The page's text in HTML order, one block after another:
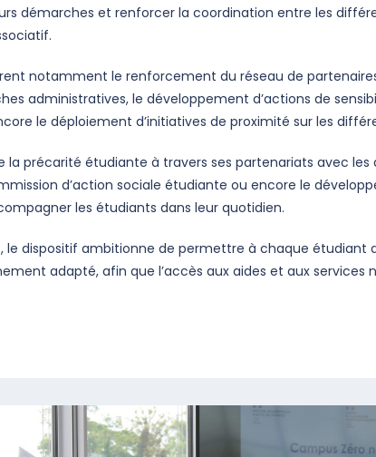
démarches et renforcer la coordination entre les
notamment le renforcement du réseau de
administratives, le développement d’actions de
le déploiement d’initiatives de proximité sur les
précarité étudiante à travers ses partenariats avec les
d’action sociale étudiante ou encore le
les étudiants dans leur quotidien.
le dispositif ambitionne de permettre à chaque étudiant
adapté, afin que l’accès aux aides et aux services